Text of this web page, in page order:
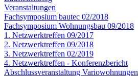
Veranstaltungen
Fachsymposium bautec 02/2018
Fachsymposium Wohnungsbau 09/2018
1. Netzwerktreffen 09/2017
2. Netzwerktreffen 09/2018
3. Netzwerktreffen 02/2019
4. Netzwerktreffen - Konferenzbericht
Abschlussveranstaltung Variowohnungen